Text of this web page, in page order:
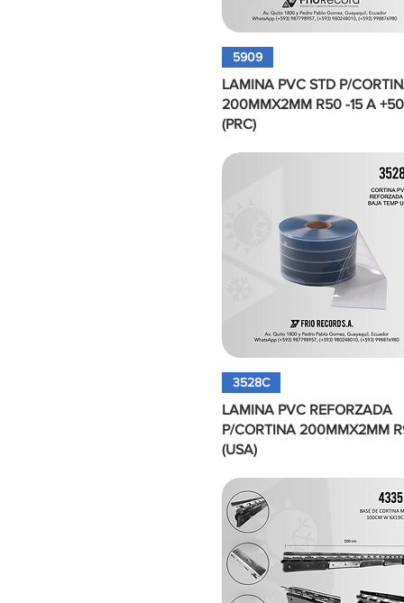
5909
LAMINA PVC STD P/
200MMX2MM R50 -15 A
(PRC)
3528C
LAMINA PVC REFORZADA
P/CORTINA 200MMX2MM
(USA)